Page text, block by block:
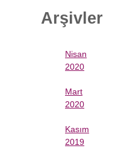
Arşivler
Nisan
2020
Mart
2020
Kasım
2019